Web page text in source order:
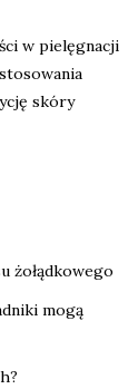
w pielęgnacji
skóry
żołądkowego
mogą